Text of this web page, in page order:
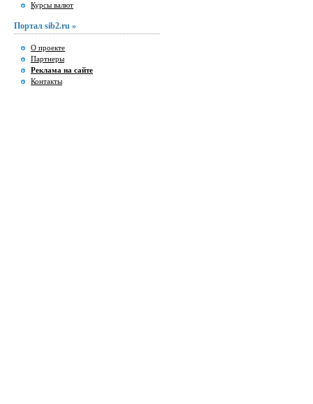
Курсы валют
Портал sib2.ru »
О проекте
Партнеры
Реклама на сайте
Контакты